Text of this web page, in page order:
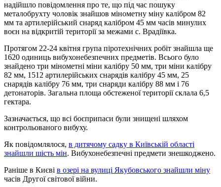
надійшло повідомлення про те, що під час пошуку
металобрухту чоловік знайшов мінометну міну калібром 82
мм та артилерійський снаряд калібром 45 мм часів минулих
воєн на відкритій території за межами с. Врадіївка.
Протягом 22-24 квітня група піротехнічних робіт знайшла ще
1620 одиниць вибухонебезпечних предметів. Всього було
знайдено три мінометні міни калібру 50 мм, три міни калібру
82 мм, 1512 артилерійських снарядів калібру 45 мм, 25
снарядів калібру 76 мм, три снаряди калібру 88 мм і 76
детонаторів. Загальна площа обстеженої території склала 6,5
гектара.
Зазначається, що всі боєприпаси були знищені шляхом
контрольованого вибуху.
Як повідомлялося, в дитячому садку в Київській області
знайшли шість мін. Вибухонебезпечні предмети знешкоджено.
Раніше в Києві в озері на вулиці Якубовського знайшли міну
часів Другої світової війни.